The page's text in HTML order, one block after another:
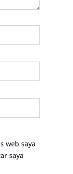
web saya
saya